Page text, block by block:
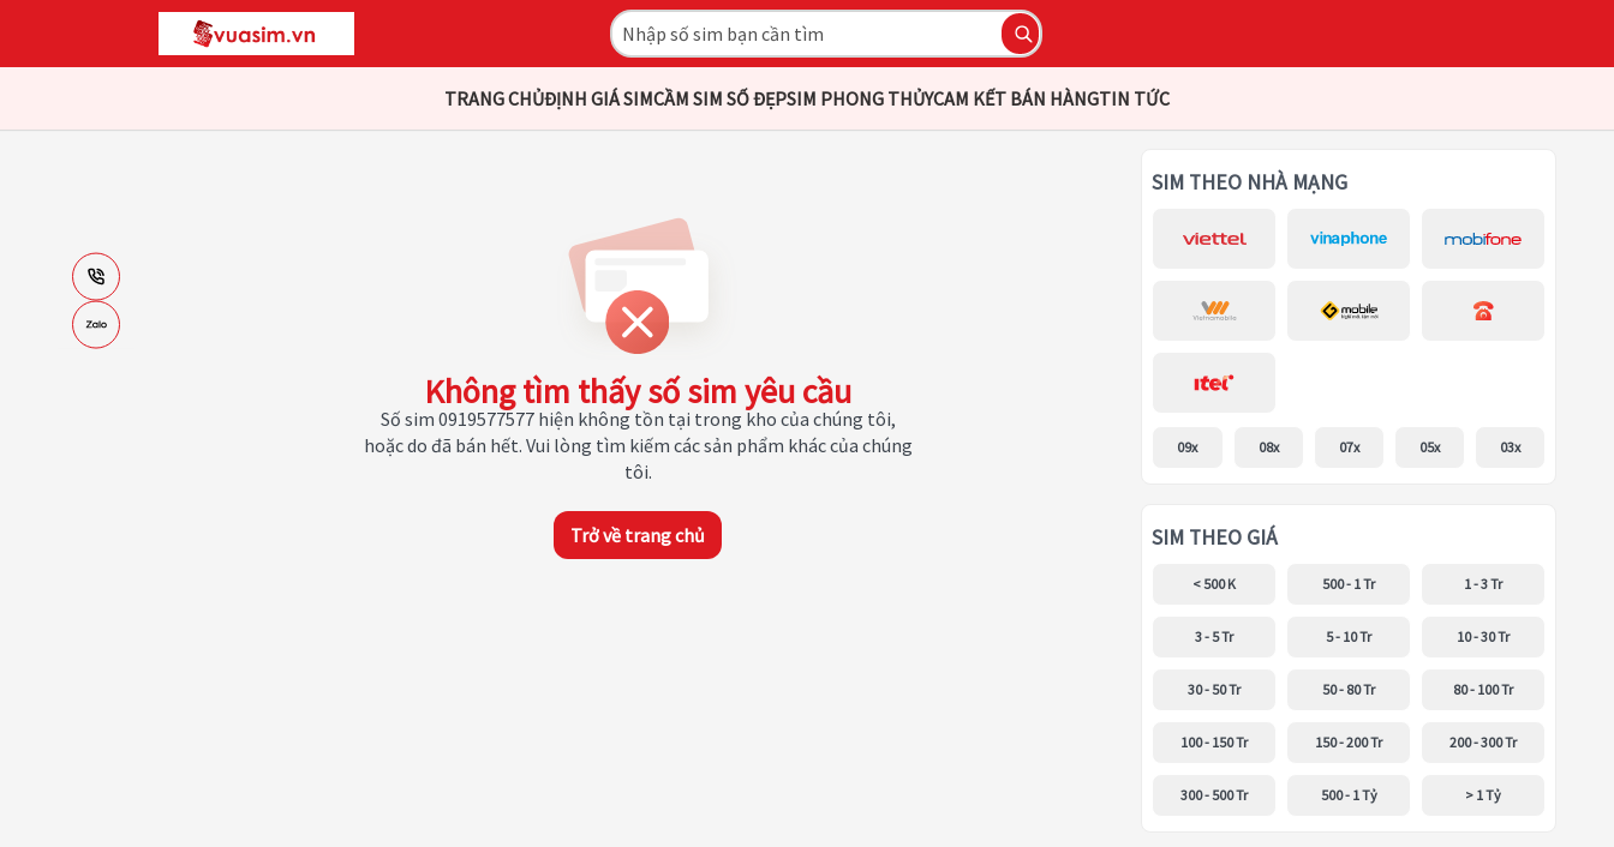
TRANG CHỦĐỊNH GIÁ SIMCẦM SIM SỐ ĐẸPSIM PHONG THỦYCAM KẾT BÁN HÀNGTIN TỨC
Không tìm thấy số sim yêu cầu
Số sim 0919577577 hiện không tồn tại trong kho của chúng tôi,
hoặc do đã bán hết. Vui lòng tìm kiếm các sản phẩm khác của chúng
tôi.
Trở về trang chủ
SIM THEO NHÀ MẠNG
09x 08x 07x 05x 03x
SIM THEO GIÁ
< 500 K 500 - 1 Tr 1 - 3 Tr
3 - 5 Tr 5 - 10 Tr 10 - 30 Tr
30 - 50 Tr 50 - 80 Tr 80 - 100 Tr
100 - 150 Tr 150 - 200 Tr 200 - 300 Tr
300 - 500 Tr 500 - 1 Tỷ > 1 Tỷ